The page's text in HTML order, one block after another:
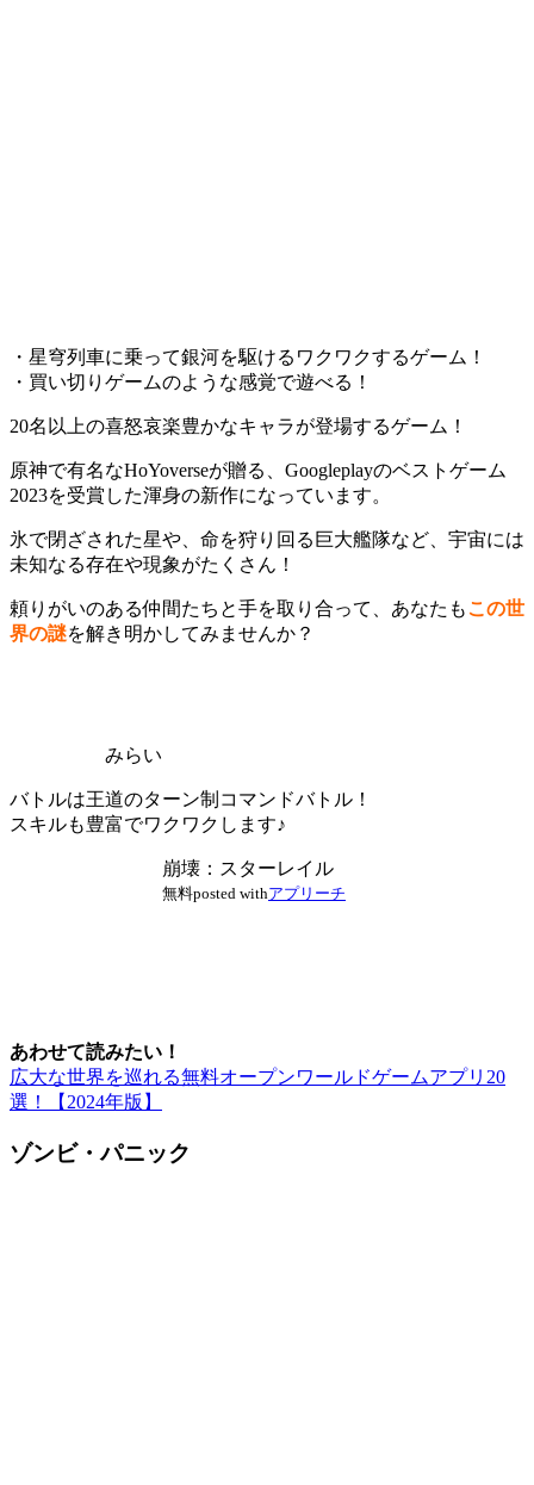
・星穹列車に乗って銀河を駆ける ワクワクするゲーム！
・買い切りゲームのような感覚で遊べる！
20名以上の喜怒哀楽豊かなキャラが登場するゲーム！
原神で有名なHoYoverseが贈る、 Googleplayのベストゲーム
2023を受賞した渾身の新作になっています。
氷で閉ざされた星や、命を狩り回る巨大艦隊など、 宇宙には
未知なる存在や現象がたくさん！
頼りがいのある仲間たちと手を取り合って、あなたもこの世
界の謎を解き明かしてみませんか？
みらい
バトルは王道のターン制コマンドバトル！
スキルも豊富でワクワクします♪
崩壊：スターレイル
無料posted withアプリーチ
あわせて読みたい！
広大な世界を巡れる無料オープンワールドゲームアプリ20
選！【2024年版】
ゾンビ・パニック